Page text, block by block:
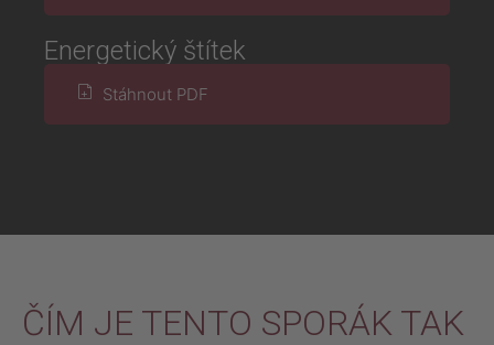
Energetický štítek
Stáhnout PDF
ČÍM JE TENTO SPORÁK TAK